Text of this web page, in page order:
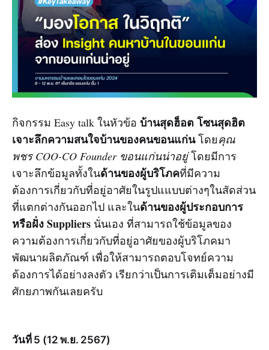
กิจกรรม Easy talk ในหัวข้อ บ้านสุดฮ็อต โซนสุดฮิต
เจาะลึกความสนใจบ้านของคนขอนแก่นโดยคุณ
พชร COO-CO Founder ขอนแก่นน่าอยู่โดยมีการ
เจาะลึกข้อมูลทั้งในด้านของผู้บริโภคที่มีความ
ต้องการเกี่ยวกับที่อยู่อาศัยในรูปแแบบต่างๆในสัดส่วน
ที่แตกต่างกันออกไป และในด้านของผู้ประกอบการ
หรือฝั่ง Suppliers นั่นเอง ที่สามารถใช้ข้อมูลของ
ความต้องการเกี่ยวกับที่อยู่อาศัยของผู้บริโภคมา
พัฒนาผลิตภัณฑ์ เพื่อให้สามารถตอบโจทย์ความ
ต้องการได้อย่างลงตัว เรียกว่าเป็นการเติมเต็มอย่างมี
ศักยภาพกันเลยครับ
วันที่ 5 (12 พ.ย. 2567)